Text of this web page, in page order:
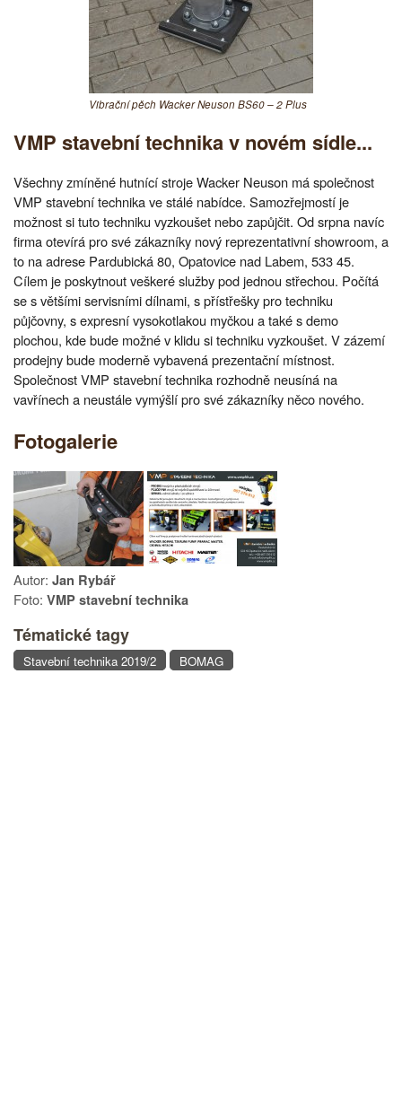
Vibrační pěch Wacker Neuson BS60 – 2 Plus
VMP stavební technika v novém sídle...
Všechny zmíněné hutnící stroje Wacker Neuson má společnost
VMP stavební technika ve stálé nabídce. Samozřejmostí je
možnost si tuto techniku vyzkoušet nebo zapůjčit. Od srpna navíc
firma otevírá pro své zákazníky nový reprezentativní showroom, a
to na adrese Pardubická 80, Opatovice nad Labem, 533 45.
Cílem je poskytnout veškeré služby pod jednou střechou. Počítá
se s většími servisními dílnami, s přístřešky pro techniku
půjčovny, s expresní vysokotlakou myčkou a také s demo
plochou, kde bude možné v klidu si techniku vyzkoušet. V zázemí
prodejny bude moderně vybavená prezentační místnost.
Společnost VMP stavební technika rozhodně neusíná na
vavřínech a neustále vymýšlí pro své zákazníky něco nového.
Fotogalerie
Autor: Jan Rybář
Foto: VMP stavební technika
Tématické tagy
Stavební technika 2019/2 BOMAG